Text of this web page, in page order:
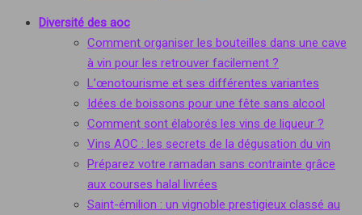
Diversité des aoc
Comment organiser les bouteilles dans une cave
à vin pour les retrouver facilement ?
L’œnotourisme et ses différentes variantes
Idées de boissons pour une fête sans alcool
Comment sont élaborés les vins de liqueur ?
Vins AOC : les secrets de la dégusation du vin
Préparez votre ramadan sans contrainte grâce
aux courses halal livrées
Saint-émilion : un vignoble prestigieux classé au